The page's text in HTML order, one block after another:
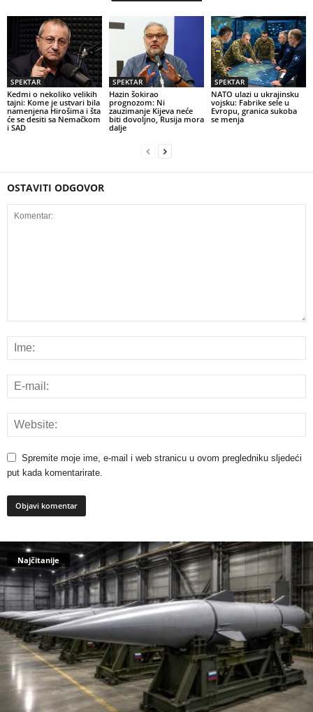
SPEKTAR
Kedmi o nekoliko velikih
tajni: Kome je ustvari bila
namenjena Hirošima i šta
će se desiti sa Nemačkom
i SAD
SPEKTAR
Hazin šokirao
prognozom: Ni
zauzimanje Kijeva neće
biti dovoljno, Rusija mora
dalje
SPEKTAR
NATO ulazi u ukrajinsku
vojsku: Fabrike sele u
Evropu, granica sukoba
se menja
OSTAVITI ODGOVOR
Spremite moje ime, e-mail i web stranicu u ovom pregledniku sljedeći
put kada komentarirate.
Najčitanije